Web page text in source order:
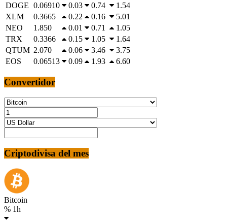
DOGE 0.06910 0.03 0.74
1.54
XLM
0.3665 0.22 0.16
5.01
NEO
1.850 0.01 0.71
1.05
TRX
0.3366 0.15 1.05
1.64
QTUM 2.070 0.06 3.46
3.75
EOS
0.06513 0.09 1.93 6.60
Convertidor
Criptodivisa del mes
Bitcoin
% 1h